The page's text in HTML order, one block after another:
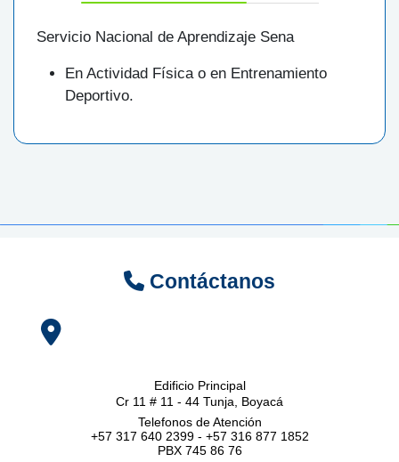
Servicio Nacional de Aprendizaje Sena
En Actividad Física o en Entrenamiento
Deportivo.
Contáctanos
Edificio Principal
Cr 11 # 11 - 44 Tunja, Boyacá
Telefonos de Atención
+57 317 640 2399 - +57 316 877 1852
PBX 745 86 76